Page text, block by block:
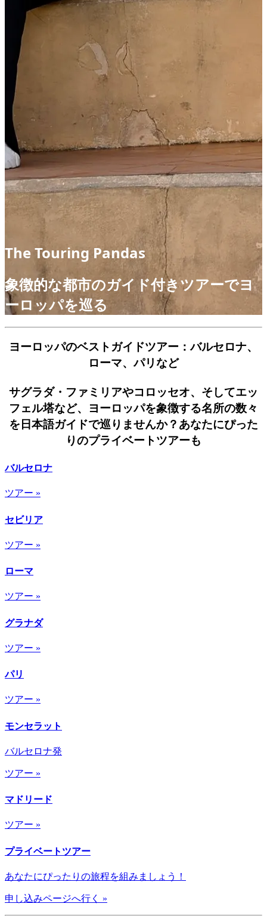
The Touring Pandas
象徴的な都市のガイド付きツアーでヨ
ーロッパを巡る
ヨーロッパのベストガイドツアー：バルセロナ、
ローマ、パリなど
サグラダ・ファミリアやコロッセオ、そしてエッ
フェル塔など、ヨーロッパを象徴する名所の数々
を日本語ガイドで巡りませんか？あなたにぴった
りのプライベートツアーも
バルセロナ
ツアー »
セビリア
ツアー »
ローマ
ツアー »
グラナダ
ツアー »
パリ
ツアー »
モンセラット
バルセロナ発
ツアー »
マドリード
ツアー »
プライベートツアー
あなたにぴったりの旅程を組みましょう！
申し込みページへ行く »